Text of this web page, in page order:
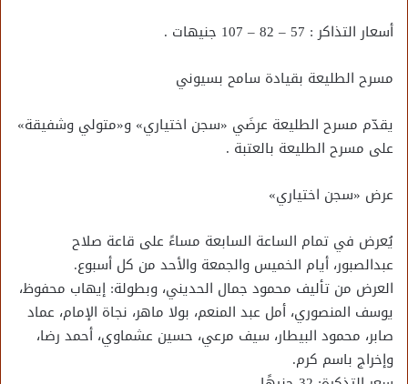
أسعار التذاكر : 57 – 82 – 107 جنيهات .
مسرح الطليعة بقيادة سامح بسيوني
يقدّم مسرح الطليعة عرضَي «سجن اختياري» و«متولي وشفيقة»
على مسرح الطليعة بالعتبة .
عرض «سجن اختياري»
يُعرض في تمام الساعة السابعة مساءً على قاعة صلاح
عبدالصبور، أيام الخميس والجمعة والأحد من كل أسبوع.
العرض من تأليف محمود جمال الحديني، وبطولة: إيهاب محفوظ،
يوسف المنصوري، أمل عبد المنعم، بولا ماهر، نجاة الإمام، عماد
صابر، محمود البيطار، سيف مرعي، حسين عشماوي، أحمد رضا،
وإخراج باسم كرم.